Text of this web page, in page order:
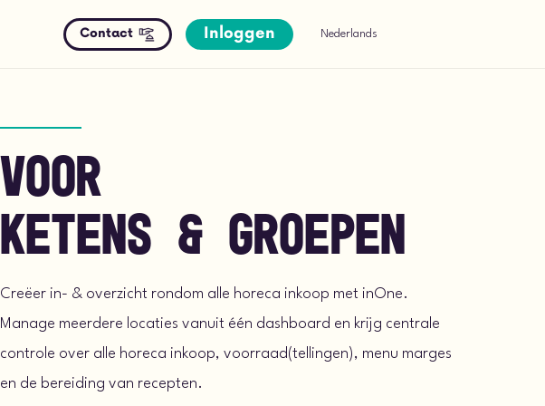
Contact Inloggen Nederlands
Voor
ketens & groepen
Creëer in- & overzicht rondom alle horeca inkoop met inOne.
Manage meerdere locaties vanuit één dashboard en krijg centrale
controle over alle horeca inkoop, voorraad(tellingen), menu marges
en de bereiding van recepten.